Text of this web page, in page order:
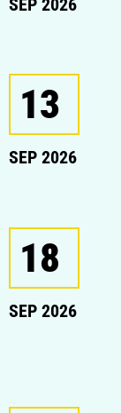
13
SEP 2026
18
SEP 2026